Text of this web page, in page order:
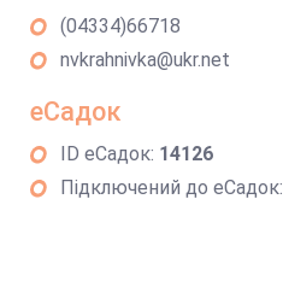
(04334)66718
nvkrahnivka@ukr.net
еСадок
ID еСадок: 14126
Підключений до еСадок: